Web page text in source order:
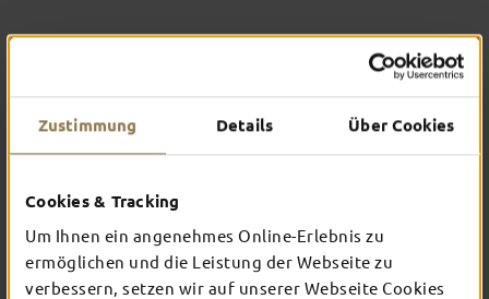
Zustimmung Details Über Cookies
Cookies & Tracking
Um Ihnen ein angenehmes Online-Erlebnis zu
ermöglichen und die Leistung der Webseite zu
verbessern, setzen wir auf unserer Webseite Cookies
DAS ERWARTET
DICH IN FULDA